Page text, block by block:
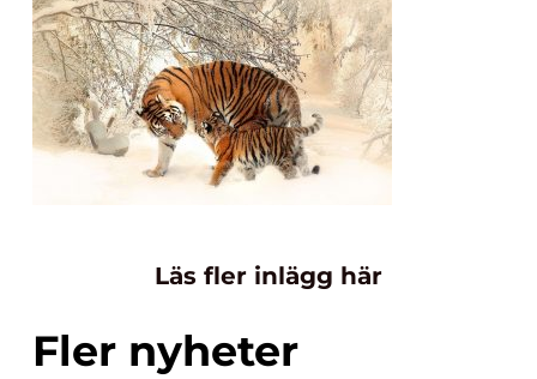
Läs fler inlägg här
Fler nyheter